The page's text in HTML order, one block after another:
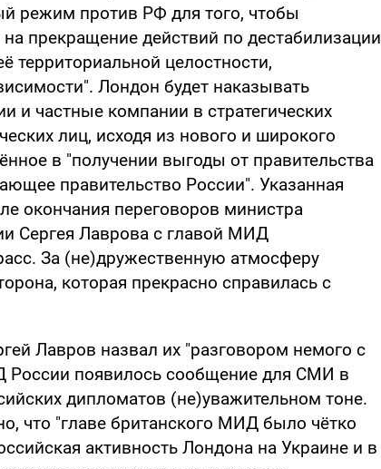
режим против РФ для того, чтобы
прекращение действий по дестабилизации
территориальной целостности,
Лондон будет наказывать
и частные компании в стратегических
лиц, исходя из нового и широкого
в "получении выгоды от правительства
правительство России". Указанная
окончания переговоров министра
Сергея Лаврова с главой МИД
За (не)дружественную атмосферу
которая прекрасно справилась с
Лавров назвал их "разговором немого с
России появилось сообщение для СМИ в
дипломатов (не)уважительном тоне.
что "главе британского МИД было чётко
активность Лондона на Украине и в